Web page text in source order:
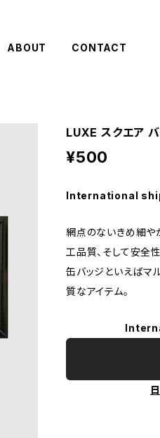
ABOUT CONTACT
LUXE スクエア
¥500
International
網点のないきめ細や
工品質、そして安全
缶バッジといえばマ
質なアイテム。